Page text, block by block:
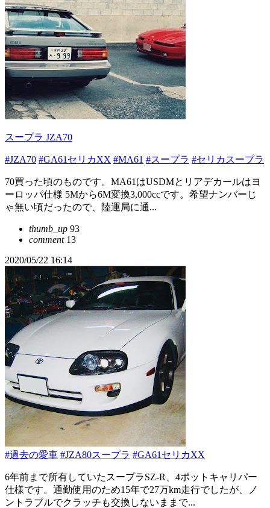
スープラ JZA70
#JZA70 #GA61セリカXX #MA61 #スープラ #セリカスープラ
70買った頃のものです。MA61はUSDMとリアデカールはヨ
ーロッパ仕様 5Mから6M変換3,000ccです。希望ナンバーじ
ゃ無い頃だったので、陸運局に通...
thumb_up 93
comment13
2020/05/22 16:14
#過去の愛車 #JZA80スープラ #GA61セリカXX
6年前まで所有していたスープラSZ-R、4ポットキャリパー
仕様です。通勤使用のため15年で27万km走行でしたが、ノ
ントラブルでクラッチも交換しないままで...